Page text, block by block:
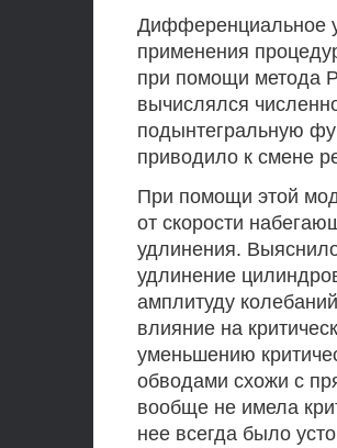
Дифференциальное
применения
при помощи метода
вычислялся
подынтегральную
приводило к смене
При помощи этой
от скорости
удлинения.
удлинение
амплитуду
влияние на
уменьшению
обводами схожи с
вообще не имела
нее всегда было